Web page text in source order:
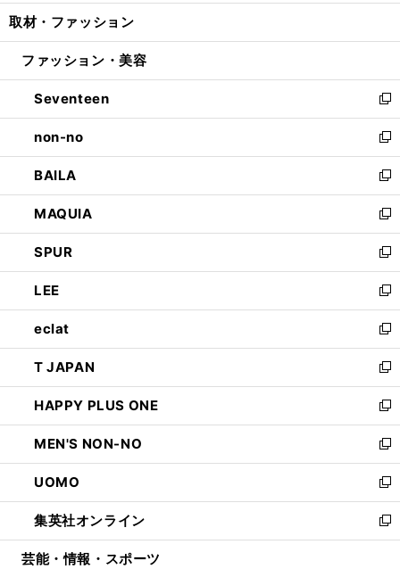
ウ
開
ン
ウ
開
く
ウ
ン
ウ
で
開
く
し
ウ
ン
ド
ウ
で
開
く
取材・ファッション
ファッション・美容
Seventeen
新
し
い
ウ
ィ
ン
ド
ウ
で
開
く
non-no
新
し
い
ウ
ィ
ン
ド
ウ
で
開
く
BAILA
新
し
い
ウ
ィ
ン
ド
ウ
で
開
く
MAQUIA
新
し
い
ウ
ィ
ン
ド
ウ
で
開
く
SPUR
新
し
い
ウ
ィ
ン
ド
ウ
で
開
く
LEE
新
し
い
ウ
ィ
ン
ド
ウ
で
開
く
eclat
新
し
い
ウ
ィ
ン
ド
ウ
で
開
く
T JAPAN
新
し
い
ウ
ィ
ン
ド
ウ
で
開
HAPPY PLUS ONE
新
し
い
ウ
ィ
ン
ド
ウ
MEN'S NON-NO
新
し
い
ウ
ィ
ン
UOMO
新
し
い
ウ
集英社オンライン
新
し
芸能・情報・スポーツ